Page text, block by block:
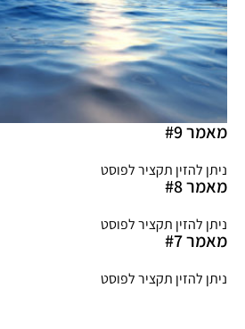
מאמר #9
ניתן להזין תקציר לפוסט
מאמר #8
ניתן להזין תקציר לפוסט
מאמר #7
ניתן להזין תקציר לפוסט